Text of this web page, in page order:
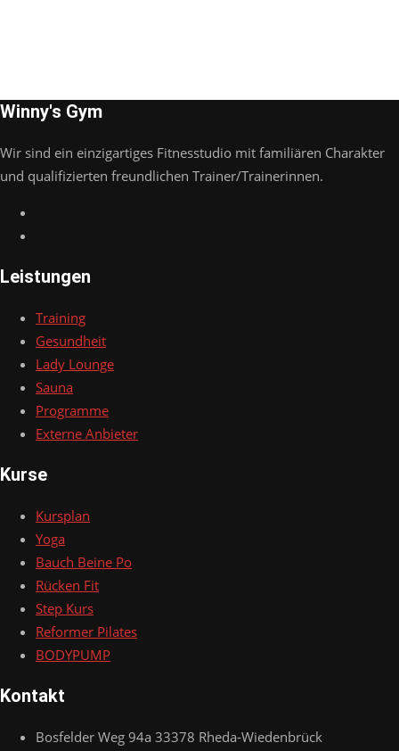
Winny's Gym
Wir sind ein einzigartiges Fitnesstudio mit familiären Charakter
und qualifizierten freundlichen Trainer/Trainerinnen.
Leistungen
Training
Gesundheit
Lady Lounge
Sauna
Programme
Externe Anbieter
Kurse
Kursplan
Yoga
Bauch Beine Po
Rücken Fit
Step Kurs
Reformer Pilates
BODYPUMP
Kontakt
Bosfelder Weg 94a 33378 Rheda-Wiedenbrück